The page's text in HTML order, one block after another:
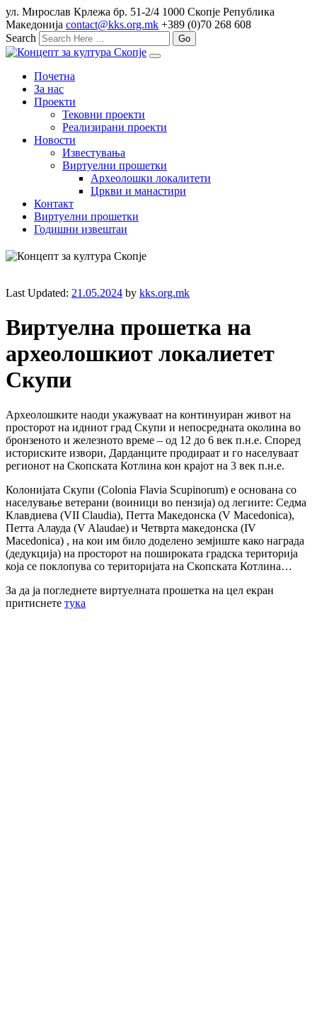
ул. Мирослав Крлежа бр. 51-2/4 1000 Скопје Република
Македонија contact@kks.org.mk +389 (0)70 268 608
Search
Почетна
За нас
Проекти
Тековни проекти
Реализирани проекти
Новости
Известувања
Виртуелни прошетки
Археолошки локалитети
Цркви и манастири
Контакт
Виртуелни прошетки
Годишни извештаи
Last Updated: 21.05.2024 by kks.org.mk
Виртуелна прошетка на
археолошкиот локалиетет
Скупи
Археолошките наоди укажуваат на континуиран живот на
просторот на идниот град Скупи и непосредната околина во
бронзеното и железното време – од 12 до 6 век п.н.е. Според
историските извори, Дарданците продираат и го населуваат
регионот на Скопската Котлина кон крајот на 3 век п.н.е.
Колонијата Скупи (Colonia Flavia Scupinorum) е основана со
населување ветерани (воиници во пензија) од легиите: Седма
Клавдиева (VII Claudia), Петта Македонска (V Macedonica),
Петта Алауда (V Alaudae) и Четврта македонска (IV
Macedonica) , на кои им било доделено земјиште како награда
(дедукција) на просторот на пошироката градска територија
која се поклопува со територијата на Скопската Котлина…
За да ја погледнете виртуелната прошетка на цел екран
притиснете тука